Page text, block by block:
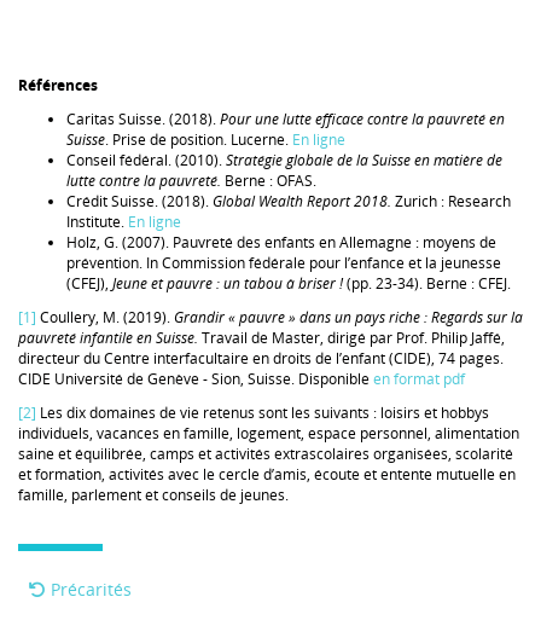
Références
Caritas Suisse. (2018).Pour une lutte efficace contre la pauvreté en
Suisse. Prise de position. Lucerne. En ligne
Conseil fédéral. (2010).Stratégie globale de la Suisse en matière de
lutte contre la pauvreté. Berne : OFAS.
Crédit Suisse. (2018).Global Wealth Report 2018. Zurich : Research
Institute. En ligne
Holz, G. (2007). Pauvreté des enfants en Allemagne : moyens de
prévention. In Commission fédérale pour l’enfance et la jeunesse
(CFEJ), Jeune et pauvre : un tabou à briser !(pp. 23-34). Berne : CFEJ.
[1] Coullery, M. (2019).Grandir « pauvre » dans un pays riche : Regards sur la
pauvreté infantile en Suisse. Travail de Master, dirigé par Prof. Philip Jaffé,
directeur du Centre interfacultaire en droits de l’enfant (CIDE), 74 pages.
CIDE Université de Genève - Sion, Suisse. Disponibleen format pdf
[2] Les dix domaines de vie retenus sont les suivants : loisirs et hobbys
individuels, vacances en famille, logement, espace personnel, alimentation
saine et équilibrée, camps et activités extrascolaires organisées, scolarité
et formation, activités avec le cercle d’amis, écoute et entente mutuelle en
famille, parlement et conseils de jeunes.
Précarités